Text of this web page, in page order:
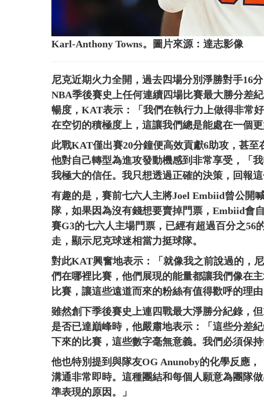
Karl-Anthony Towns。圖片來源：達志影像
尼克近期火力全開，過去四場分別淨勝對手16
NBA季後賽史上任何連續四場比賽最大勝分差
暢度，KAT表示：「我們在執行力上做得非常
在空切的積極度上，這讓我們總是能處在一個更
此戰KAT僅出賽20分鐘便高效貢獻6助攻，甚至
他對自己轉型為進攻發動機感到非常享受，「
我極大的信任。我只想透過正確的決策，回報這
有趣的是，賽前七六人主將Joel Embiid曾公開
隊，如果因為沒有錢想要賣掉門票，Embiid會
賽G3的七六人主場門票，已經有超過百分之56
走，顯示尼克球迷相當力挺球隊。
對此KAT興奮地表示：「就像我之前說過的，
們在哪裡比賽，他們展現的能量都讓我們像在
比賽，讓這些遠道而來的粉絲有值得歡呼的理由
雖然創下季後賽史上連四戰最大淨勝分紀錄，
是否已達巔峰時，他嚴肅地表示：「這些分差
下來的比賽，這些數字毫無意義。我們必須保持
他也特別提到與隊友OG Anunoby的化學反應
溝通非常即時。這種團結和每個人願意為團隊
準表現的原因。」